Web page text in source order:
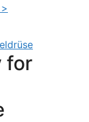
for